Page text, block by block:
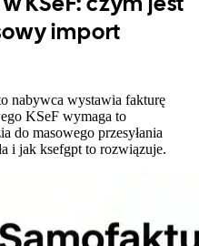
import
nabywca wystawia fakturę
KSeF wymaga to
do masowego przesyłania
i jak ksefgpt to rozwiązuje.